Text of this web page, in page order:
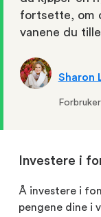
fortsette, om
vanene du
Sharon
Investere i
Å investere i
pengene dine i